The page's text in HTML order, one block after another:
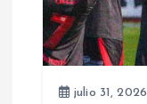
n
d
julio 31, 2026